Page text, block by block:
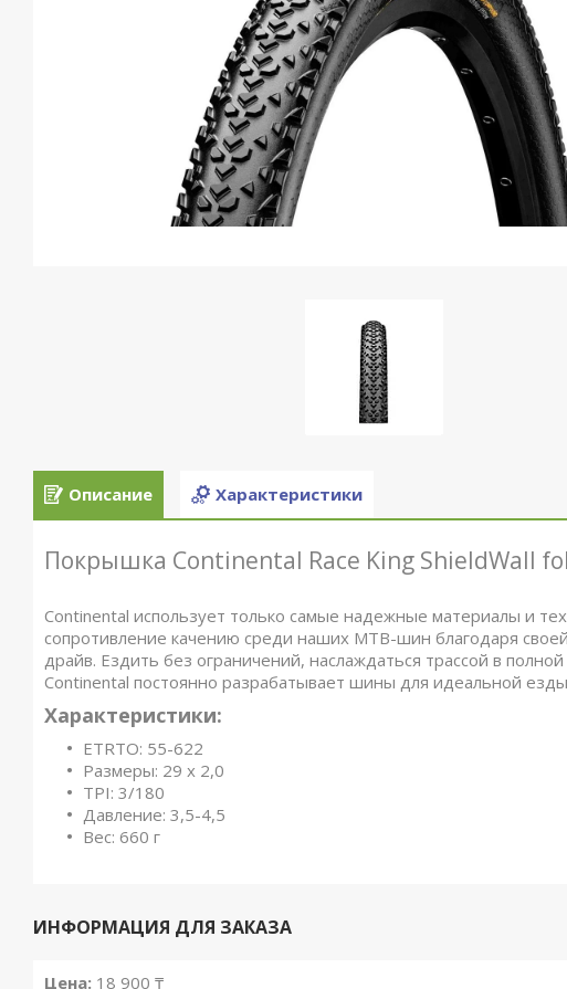
Описание Характеристики
Покрышка Continental Race King ShieldWall
Continental использует только самые надежные материалы и
сопротивление качению среди наших MTB-шин благодаря
драйв. Ездить без ограничений, наслаждаться трассой в
Continental постоянно разрабатывает шины для идеальной
Характеристики:
ETRTO: 55-622
Размеры: 29 x 2,0
TPI: 3/180
Давление: 3,5-4,5
Вес: 660 г
ИНФОРМАЦИЯ ДЛЯ ЗАКАЗА
Цена: 18 900 ₸